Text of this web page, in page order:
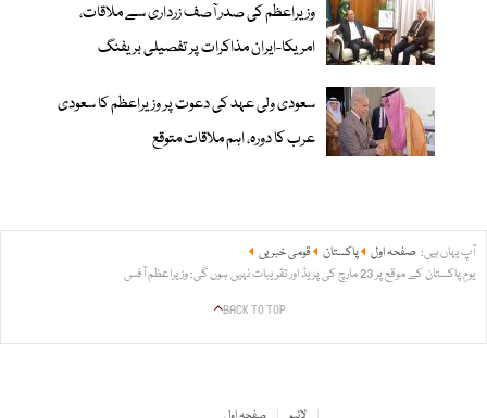
وزیراعظم کی صدر آصف زرداری سے ملاقات،
امریکا-ایران مذاکرات پر تفصیلی بریفنگ
سعودی ولی عہد کی دعوت پر وزیراعظم کا سعودی
عرب کا دورہ، اہم ملاقات متوقع
آپ یہاں ہیں: صفحہ اول پاکستان
قومی خبریں
یومِ پاکستان کے موقع پر 23 مارچ کی پریڈ اور تقریبات نہیں ہوں گی: وزیراعظم آفس
BACK TO TOP